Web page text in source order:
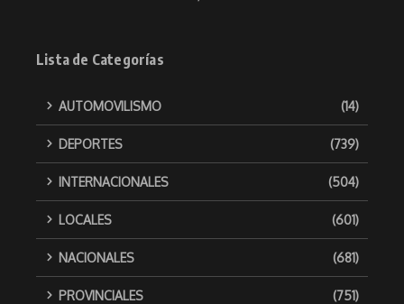
Lista de Categorías
AUTOMOVILISMO (14)
DEPORTES (739)
INTERNACIONALES (504)
LOCALES (601)
NACIONALES (681)
PROVINCIALES (751)